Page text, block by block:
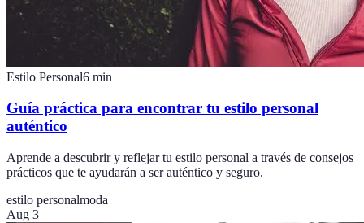
Estilo Personal6 min
Guía práctica para encontrar tu estilo personal
auténtico
Aprende a descubrir y reflejar tu estilo personal a través de consejos
prácticos que te ayudarán a ser auténtico y seguro.
estilo personalmoda
Aug 3